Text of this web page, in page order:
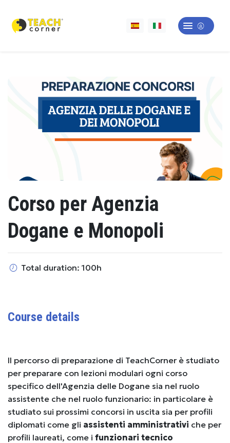
Corso per Agenzia
Dogane e Monopoli
Total duration: 100h
Course details
Il percorso di preparazione di TeachCorner è studiato
per preparare con lezioni modulari ogni corso
specifico dell'Agenzia delle Dogane sia nel ruolo
assistente che nel ruolo funzionario: in particolare è
studiato sui prossimi concorsi in uscita sia per profili
diplomati come gli assistenti amministrativi che per
profili laureati, come i funzionari tecnico